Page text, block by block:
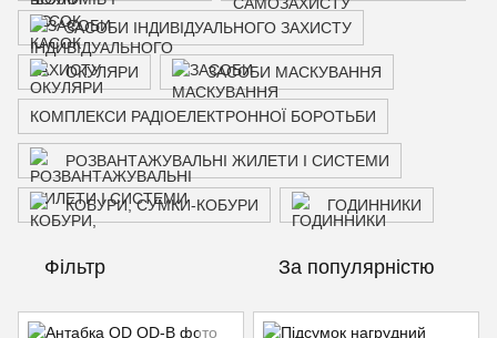
ЗАСОБИ ІНДИВІДУАЛЬНОГО ЗАХИСТУ
ОКУЛЯРИ ЗАСОБИ МАСКУВАННЯ
КОМПЛЕКСИ РАДІОЕЛЕКТРОННОЇ БОРОТЬБИ
РОЗВАНТАЖУВАЛЬНІ ЖИЛЕТИ І СИСТЕМИ
КОБУРИ, СУМКИ-КОБУРИ ГОДИННИКИ
Фільтр За популярністю